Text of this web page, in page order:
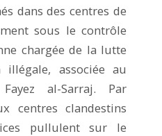
dans des centres de
sous le contrôle
chargée de la lutte
associée au
al-Sarraj. Par
centres clandestins
pullulent sur le